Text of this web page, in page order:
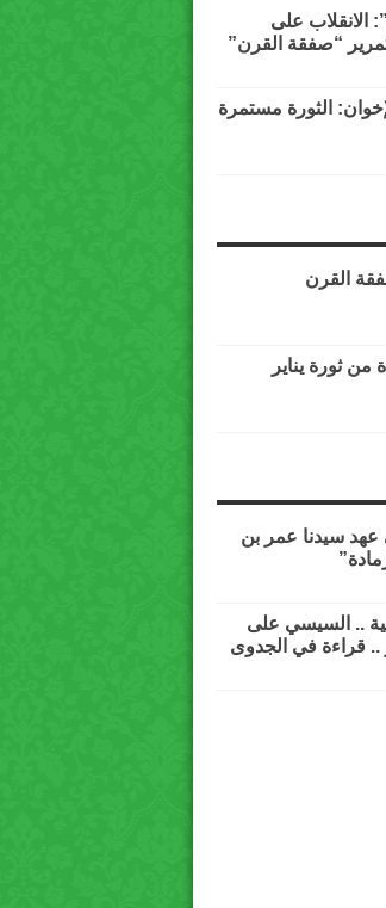
الانقلاب على
“صفقة القرن”
الثورة مستمرة
القرن
عهد سيدنا عمر بن
.. السيسي على
قراءة في الجدوى